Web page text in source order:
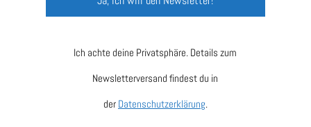
Ich achte deine Privatsphäre. Details zum
Newsletterversand findest du in
der Datenschutzerklärung.